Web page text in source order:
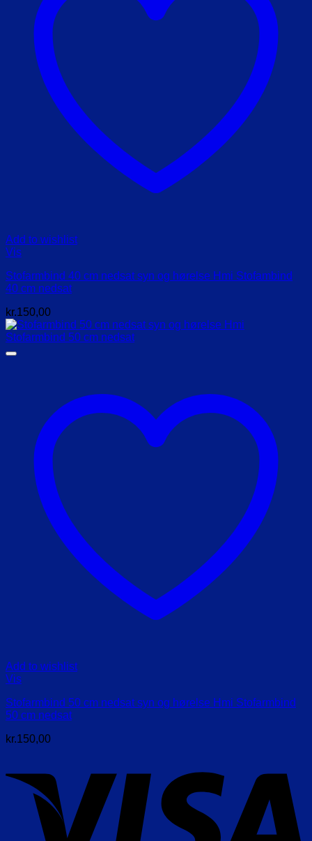
Add to wishlist
Vis
Stofarmbind 40 cm nedsat syn og hørelse Hmi Stofambind
40 cm nedsat
kr.150,00
Add to wishlist
Vis
Stofarmbind 50 cm nedsat syn og hørelse Hmi Stofarmbind
50 cm nedsat
kr.150,00